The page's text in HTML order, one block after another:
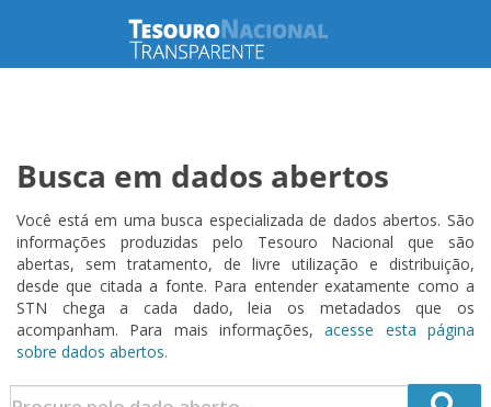
Busca em dados abertos
Você está em uma busca especializada de dados abertos. São
informações produzidas pelo Tesouro Nacional que são
abertas, sem tratamento, de livre utilização e distribuição,
desde que citada a fonte. Para entender exatamente como a
STN chega a cada dado, leia os metadados que os
acompanham. Para mais informações,acesse esta página
sobre dados abertos.